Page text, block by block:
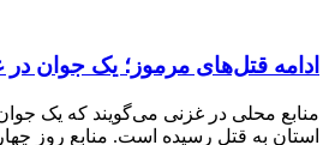
قتل‌های مرموز؛ یک جوان در غزنی
محلی در غزنی می‌گویند که یک جوان به